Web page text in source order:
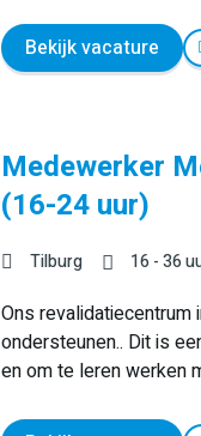
Bekijk vacature
Medewerker
(16-24 uur)
Tilburg 16 - 36
Ons
ondersteunen.. Dit is
en om te leren werken